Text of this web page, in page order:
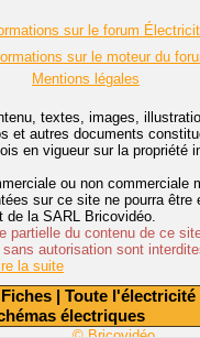
Fiches | Toute l'électricité
électriques
sur le forum
sur le moteur du
Mentions légales
textes, images,
et autres documents
en vigueur sur la propriété
ou non commerciale
sur ce site ne pourra être
de la SARL Bricovidéo.
partielle du contenu de ce
autorisation sont
la suite
© Bricovidéo